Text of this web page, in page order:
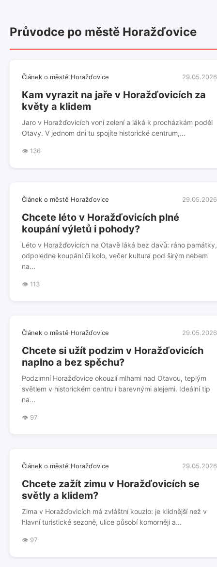
Průvodce po městě Horažďovice
Článek o městě Horažďovice 29.05.2026
Kam vyrazit na jaře v Horažďovicích za
květy a klidem
Jaro v Horažďovicích voní zelení a láká k procházkám podél
Otavy. V jednom dni tu spojíte historické centrum,...
👁️ 136
Článek o městě Horažďovice 29.05.2026
Chcete léto v Horažďovicích plné
koupání výletů i pohody?
Léto v Horažďovicích na Otavě láká bez davů: ráno památky,
odpoledne koupání či kolo, večer kultura pod širým nebem
na...
👁️ 113
Článek o městě Horažďovice 29.05.2026
Chcete si užít podzim v Horažďovicích
naplno a bez spěchu?
Podzimní Horažďovice okouzlí mlhami nad Otavou, teplým
světlem v historickém centru i barevnými alejemi. Ideální tip
na...
👁️ 97
Článek o městě Horažďovice 29.05.2026
Chcete zažít zimu v Horažďovicích se
světly a klidem?
Zima v Horažďovicích má zvláštní kouzlo: je klidnější než v
hlavní turistické sezoně, ulice působí komorněji a...
👁️ 97